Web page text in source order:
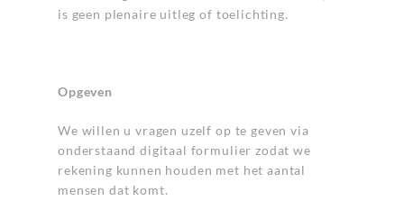
is geen plenaire uitleg of toelichting.
Opgeven
We willen u vragen uzelf op te geven via
onderstaand digitaal formulier zodat we
rekening kunnen houden met het aantal
mensen dat komt.